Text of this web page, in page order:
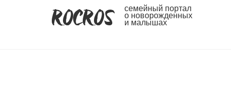
ROCROS
семейный портал
о новорожденных
и малышах